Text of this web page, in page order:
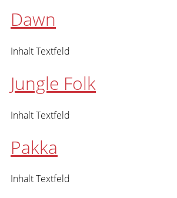
Dawn
Inhalt Textfeld
Jungle Folk
Inhalt Textfeld
Pakka
Inhalt Textfeld